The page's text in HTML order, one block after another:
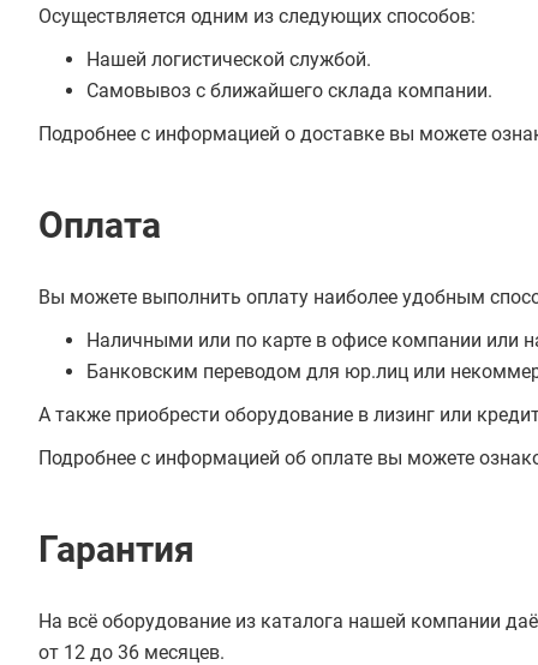
Осуществляется одним из следующих способов:
Нашей логистической службой.
Самовывоз с ближайшего склада компании.
Подробнее с информацией о доставке вы можете
Оплата
Вы можете выполнить оплату наиболее удобным
Наличными или по карте в офисе компании или
Банковским переводом для юр.лиц или
А также приобрести оборудование в лизинг или
Подробнее с информацией об оплате вы можете
Гарантия
На всё оборудование из каталога нашей компании
от 12 до 36 месяцев.